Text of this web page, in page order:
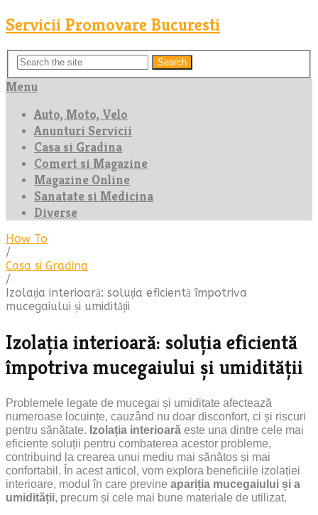
Servicii Promovare Bucuresti
Search
Menu
Auto, Moto, Velo
Anunturi Servicii
Casa si Gradina
Comert si Magazine
Magazine Online
Sanatate si Medicina
Diverse
How To
/
Casa si Gradina
/
Izolația interioară: soluția eficientă împotriva
mucegaiului și umidității
Izolația interioară: soluția eficientă
împotriva mucegaiului și umidității
Problemele legate de mucegai și umiditate afectează
numeroase locuințe, cauzând nu doar disconfort, ci și riscuri
pentru sănătate. Izolația interioară este una dintre cele mai
eficiente soluții pentru combaterea acestor probleme,
contribuind la crearea unui mediu mai sănătos și mai
confortabil. În acest articol, vom explora beneficiile izolației
interioare, modul în care previne apariția mucegaiului și a
umidității, precum și cele mai bune materiale de utilizat.